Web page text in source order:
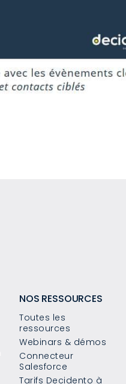
NOS RESSOURCES
Toutes les
ressources
Webinars & démos
Connecteur
Salesforce
Tarifs Decidento à